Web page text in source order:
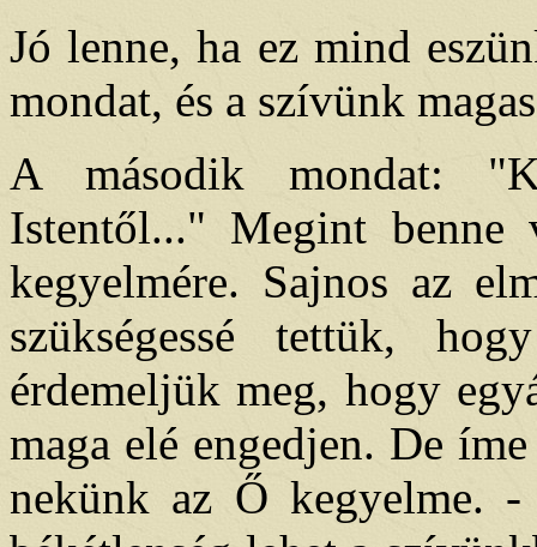
Jó lenne, ha ez mind
mondat, és a szívünk
A második mondat:
Istentől..." Megint
kegyelmére. Sajnos az
szükségessé tettük,
érdemeljük meg, hogy
maga elé engedjen. De
nekünk az Ő kegyelme.